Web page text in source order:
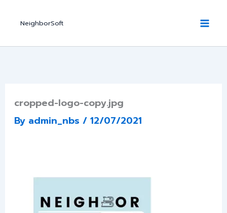
NeighborSoft
cropped-logo-copy.jpg
By admin_nbs/12/07/2021